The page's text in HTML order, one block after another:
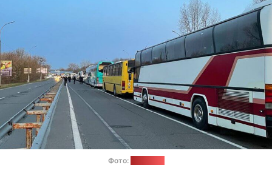
Фото: